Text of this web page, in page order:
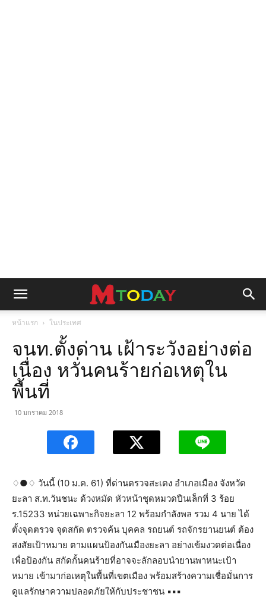
หน้าแรก ในประเทศ
จนท.ตั้งด่าน เฝ้าระวังอย่างต่อ
เนื่อง หวั่นคนร้ายก่อเหตุใน
พื้นที่
10 มกราคม 2018
♢●♢ วันนี้ (10 ม.ค. 61) ที่ด่านตรวจสะเตง อำเภอเมือง จังหวัด
ยะลา ส.ท.วันชนะ ด้วงหมัด หัวหน้าชุดหมวดปืนเล็กที่ 3 ร้อย
ร.15233 หน่วยเฉพาะกิจยะลา 12 พร้อมกำลังพล รวม 4 นาย ได้
ตั้งจุดตรวจ จุดสกัด ตรวจค้น บุคคล รถยนต์ รถจักรยานยนต์ ต้อง
สงสัยเป้าหมาย ตามแผนป้องกันเมืองยะลา อย่างเข้มงวดต่อเนื่อง
เพื่อป้องกัน สกัดกั้นคนร้ายที่อาจจะลักลอบนำยานพาหนะเป้า
หมาย เข้ามาก่อเหตุในพื้นที่เขตเมือง พร้อมสร้างความเชื่อมั่นการ
ดูแลรักษาความปลอดภัยให้กับประชาชน ▪▪▪